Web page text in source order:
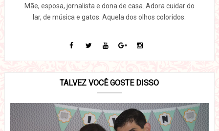
Mãe, esposa, jornalista e dona de casa. Adora cuidar do
lar, de música e gatos. Aquela dos olhos coloridos.
TALVEZ VOCÊ GOSTE DISSO